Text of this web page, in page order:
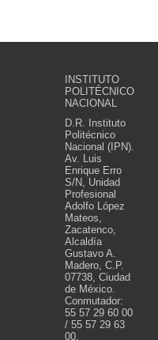
INSTITUTO
POLITÉCNICO
NACIONAL
D.R. Instituto
Politécnico
Nacional (IPN).
Av. Luis
Enrique Erro
S/N, Unidad
Profesional
Adolfo López
Mateos,
Zacatenco,
Alcaldía
Gustavo A.
Madero, C.P.
07738, Ciudad
de México.
Conmutador:
55 57 29 60 00
/ 55 57 29 63
00.